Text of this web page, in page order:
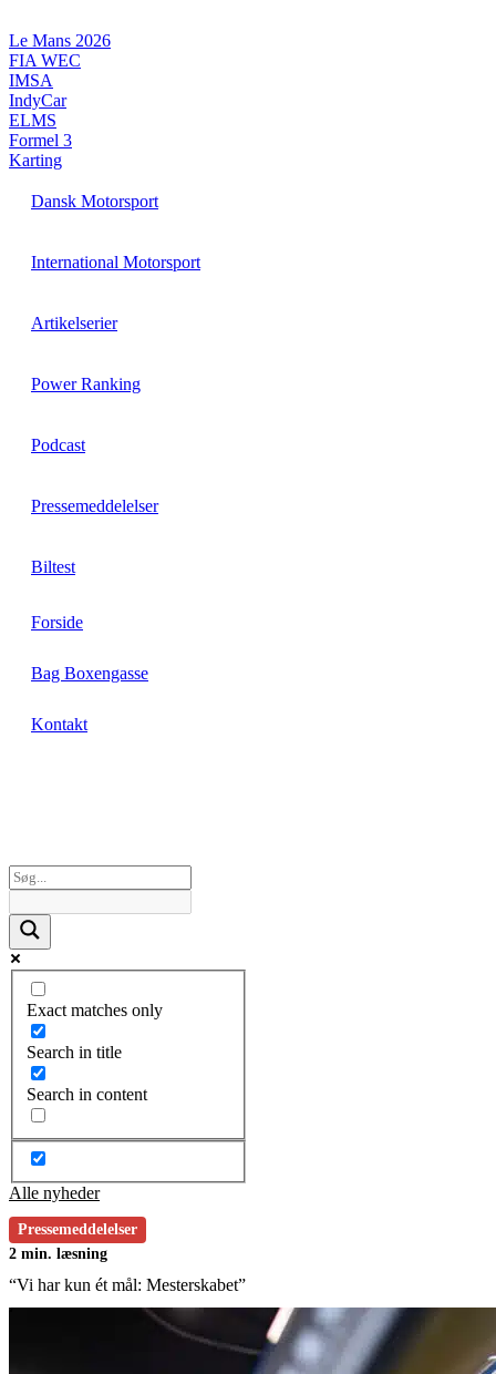
til
indhold
Le Mans 2026
FIA WEC
IMSA
IndyCar
ELMS
Formel 3
Karting
Dansk Motorsport
International Motorsport
Artikelserier
Power Ranking
Podcast
Pressemeddelelser
Biltest
Forside
Bag Boxengasse
Kontakt
Exact matches only
Search in title
Search in content
Alle nyheder
Pressemeddelelser
2 min. læsning
“Vi har kun ét mål: Mesterskabet”